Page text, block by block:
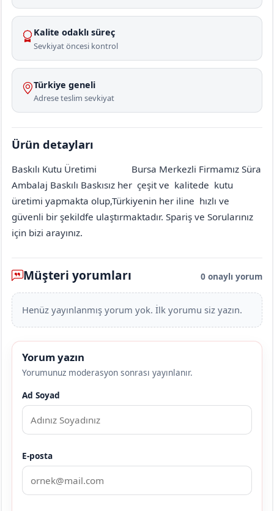
Kalite odaklı süreç
Sevkiyat öncesi kontrol
Türkiye geneli
Adrese teslim sevkiyat
Ürün detayları
Baskılı Kutu Üretimi
Bursa Merkezli Firmamız Süra
Ambalaj Baskılı Baskısız her çeşit ve kalitede kutu
üretimi yapmakta olup,Türkiyenin her iline hızlı ve
güvenli bir şekildfe ulaştırmaktadır. Spariş ve Sorularınız
için bizi arayınız.
Müşteri yorumları 0 onaylı yorum
Henüz yayınlanmış yorum yok. İlk yorumu siz yazın.
Yorum yazın
Yorumunuz moderasyon sonrası yayınlanır.
Ad Soyad
E-posta